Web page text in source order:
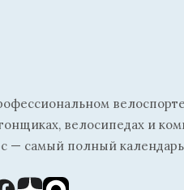
велосипедах и
— самый полный